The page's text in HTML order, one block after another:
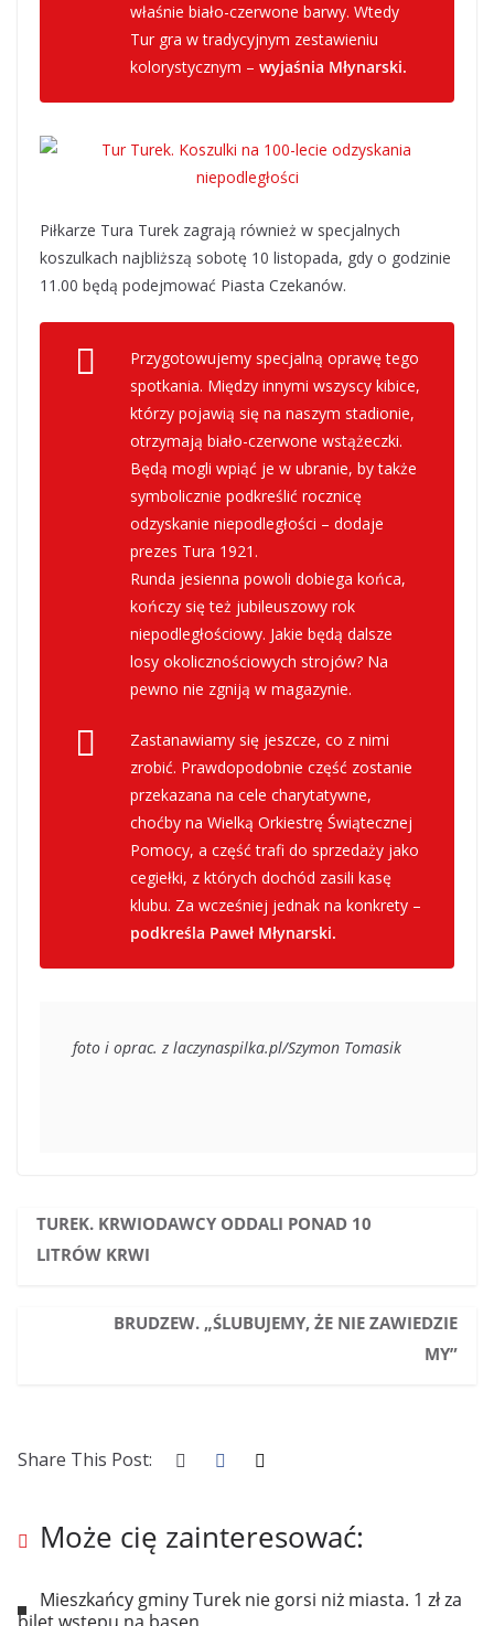
właśnie biało-czerwone barwy. Wtedy
Tur gra w tradycyjnym zestawieniu
kolorystycznym – wyjaśnia Młynarski.
Piłkarze Tura Turek zagrają również w specjalnych
koszulkach najbliższą sobotę 10 listopada, gdy o godzinie
11.00 będą podejmować Piasta Czekanów.
Przygotowujemy specjalną oprawę tego
spotkania. Między innymi wszyscy kibice,
którzy pojawią się na naszym stadionie,
otrzymają biało-czerwone wstążeczki.
Będą mogli wpiąć je w ubranie, by także
symbolicznie podkreślić rocznicę
odzyskanie niepodległości – dodaje
prezes Tura 1921.
Runda jesienna powoli dobiega końca,
kończy się też jubileuszowy rok
niepodległościowy. Jakie będą dalsze
losy okolicznościowych strojów? Na
pewno nie zgniją w magazynie.
Zastanawiamy się jeszcze, co z nimi
zrobić. Prawdopodobnie część zostanie
przekazana na cele charytatywne,
choćby na Wielką Orkiestrę Świątecznej
Pomocy, a część trafi do sprzedaży jako
cegiełki, z których dochód zasili kasę
klubu. Za wcześniej jednak na konkrety –
podkreśla Paweł Młynarski.
foto i oprac. z laczynaspilka.pl/Szymon Tomasik
TUREK. KRWIODAWCY ODDALI PONAD 10
LITRÓW KRWI
BRUDZEW. „ŚLUBUJEMY, ŻE NIE ZAWIEDZIE
MY”
Share This Post:
Może cię zainteresować:
Mieszkańcy gminy Turek nie gorsi niż miasta. 1 zł za